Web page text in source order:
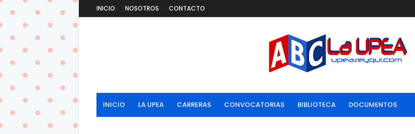
INICIO NOSOTROS CONTACTO
INICIO LA UPEA CARRERAS CONVOCATORIAS BIBLIOTECA DOCUMENTOS